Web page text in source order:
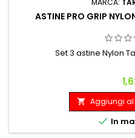
ASTINE PRO GRIP
Set 3 astine Nylon
 Aggiungi al
 In